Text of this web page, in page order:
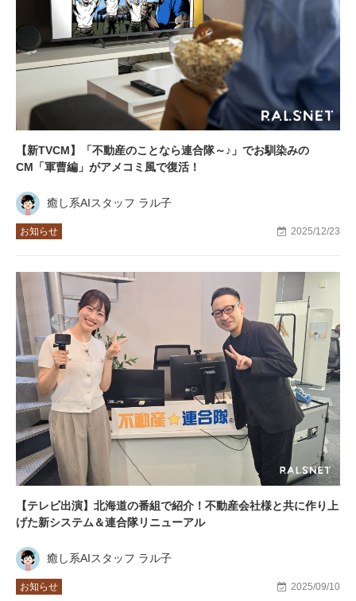
【新TVCM】「不動産のことなら連合隊～♪」でお馴染みの
CM「軍曹編」がアメコミ風で復活！
癒し系AIスタッフ ラル子
お知らせ 2025/12/23
【テレビ出演】北海道の番組で紹介！不動産会社様と共に作り上
げた新システム＆連合隊リニューアル
癒し系AIスタッフ ラル子
お知らせ 2025/09/10